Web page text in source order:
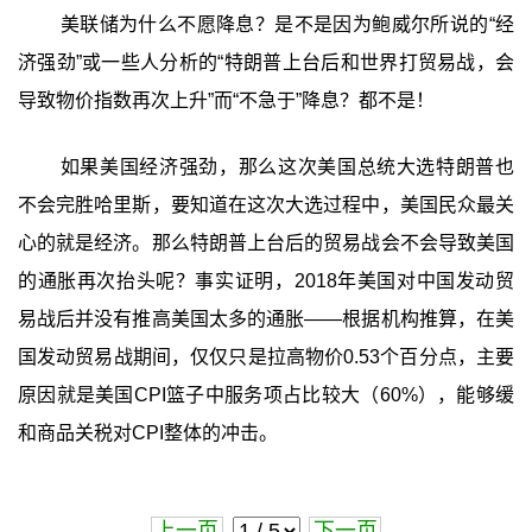
美联储为什么不愿降息？是不是因为鲍威尔所说的“经
济强劲”或一些人分析的“特朗普上台后和世界打贸易战，会
导致物价指数再次上升”而“不急于”降息？都不是！
如果美国经济强劲，那么这次美国总统大选特朗普也
不会完胜哈里斯，要知道在这次大选过程中，美国民众最关
心的就是经济。那么特朗普上台后的贸易战会不会导致美国
的通胀再次抬头呢？事实证明，2018年美国对中国发动贸
易战后并没有推高美国太多的通胀——根据机构推算，在美
国发动贸易战期间，仅仅只是拉高物价0.53个百分点，主要
原因就是美国CPI篮子中服务项占比较大（60%），能够缓
和商品关税对CPI整体的冲击。